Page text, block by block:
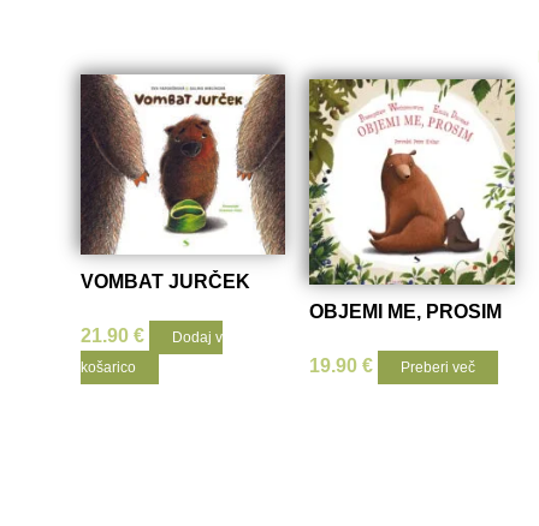
VOMBAT JURČEK
21.90€
Dodaj v
košarico
OBJEMI ME, PROSIM
19.90 € Preberi več